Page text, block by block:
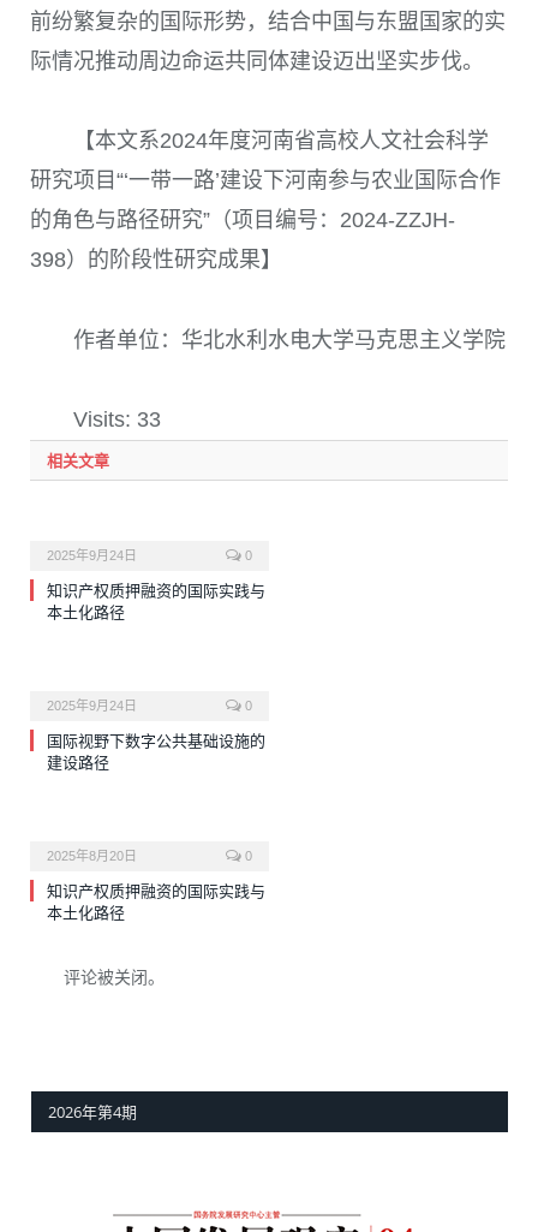
前纷繁复杂的国际形势，结合中国与东盟国家的实
际情况推动周边命运共同体建设迈出坚实步伐。
【本文系2024年度河南省高校人文社会科学
研究项目“‘一带一路’建设下河南参与农业国际合作
的角色与路径研究”（项目编号：2024-ZZJH-
398）的阶段性研究成果】
作者单位：华北水利水电大学马克思主义学院
Visits: 33
相关文章
2025年9月24日 0
知识产权质押融资的国际实践与
本土化路径
2025年9月24日 0
国际视野下数字公共基础设施的
建设路径
2025年8月20日 0
知识产权质押融资的国际实践与
本土化路径
评论被关闭。
2026年第4期